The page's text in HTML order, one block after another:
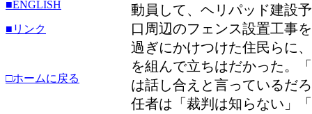
■ENGLISH
■リンク
□ホームに戻る
動員して、ヘリパッド建設
口周辺のフェンス設置工事
過ぎにかけつけた住民らに
を組んで立ちはだかった。
は話し合えと言っているだ
任者は「裁判は知らない」